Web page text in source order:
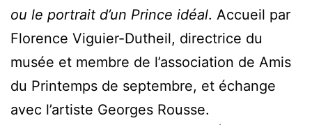
ou le portrait d’un Prince idéal. Accueil par
Florence Viguier-Dutheil, directrice du
musée et membre de l’association de Amis
du Printemps de septembre, et échange
avec l’artiste Georges Rousse.